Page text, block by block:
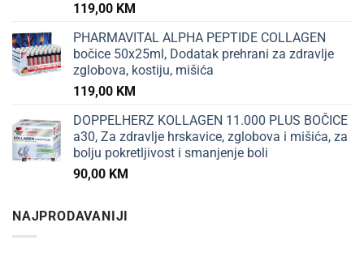
119,00 KM
PHARMAVITAL ALPHA PEPTIDE COLLAGEN
bočice 50x25ml, Dodatak prehrani za zdravlje
zglobova, kostiju, mišića
119,00 KM
DOPPELHERZ KOLLAGEN 11.000 PLUS BOČICE
a30, Za zdravlje hrskavice, zglobova i mišića, za
bolju pokretljivost i smanjenje boli
90,00 KM
NAJPRODAVANIJI